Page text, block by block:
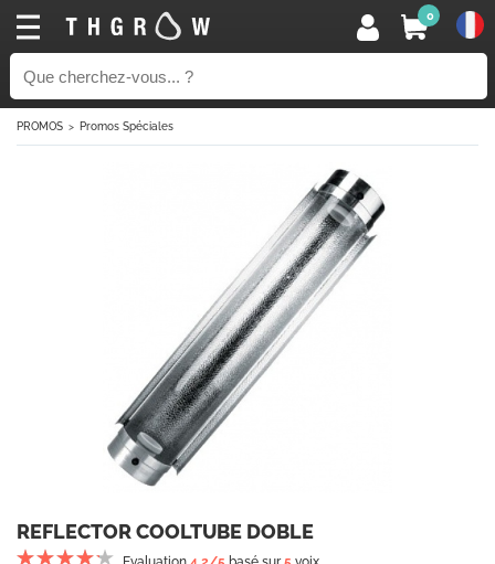
0
PROMOS Promos Spéciales
REFLECTOR COOLTUBE DOBLE